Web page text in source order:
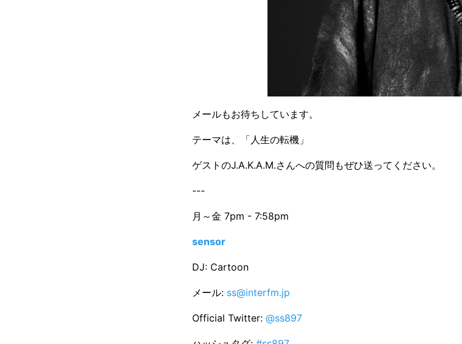
メールもお待ちしています。
テーマは、「人生の転機」
ゲストのJ.A.K.A.M.さんへの質問もぜひ送ってください。
---
月～金 7pm - 7:58pm
sensor
DJ: Cartoon
メール: ss@interfm.jp
Official Twitter: @ss897